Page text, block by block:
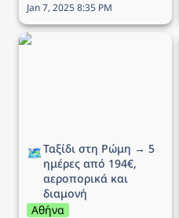
Jan 7, 2025 8:35 PM
Ταξίδι στη Ρώμη → 5
🗺️Ταξίδι στη Ρώμη → 5
ημέρες από 194€,
αεροπορικά και
διαμονή
Αθήνα